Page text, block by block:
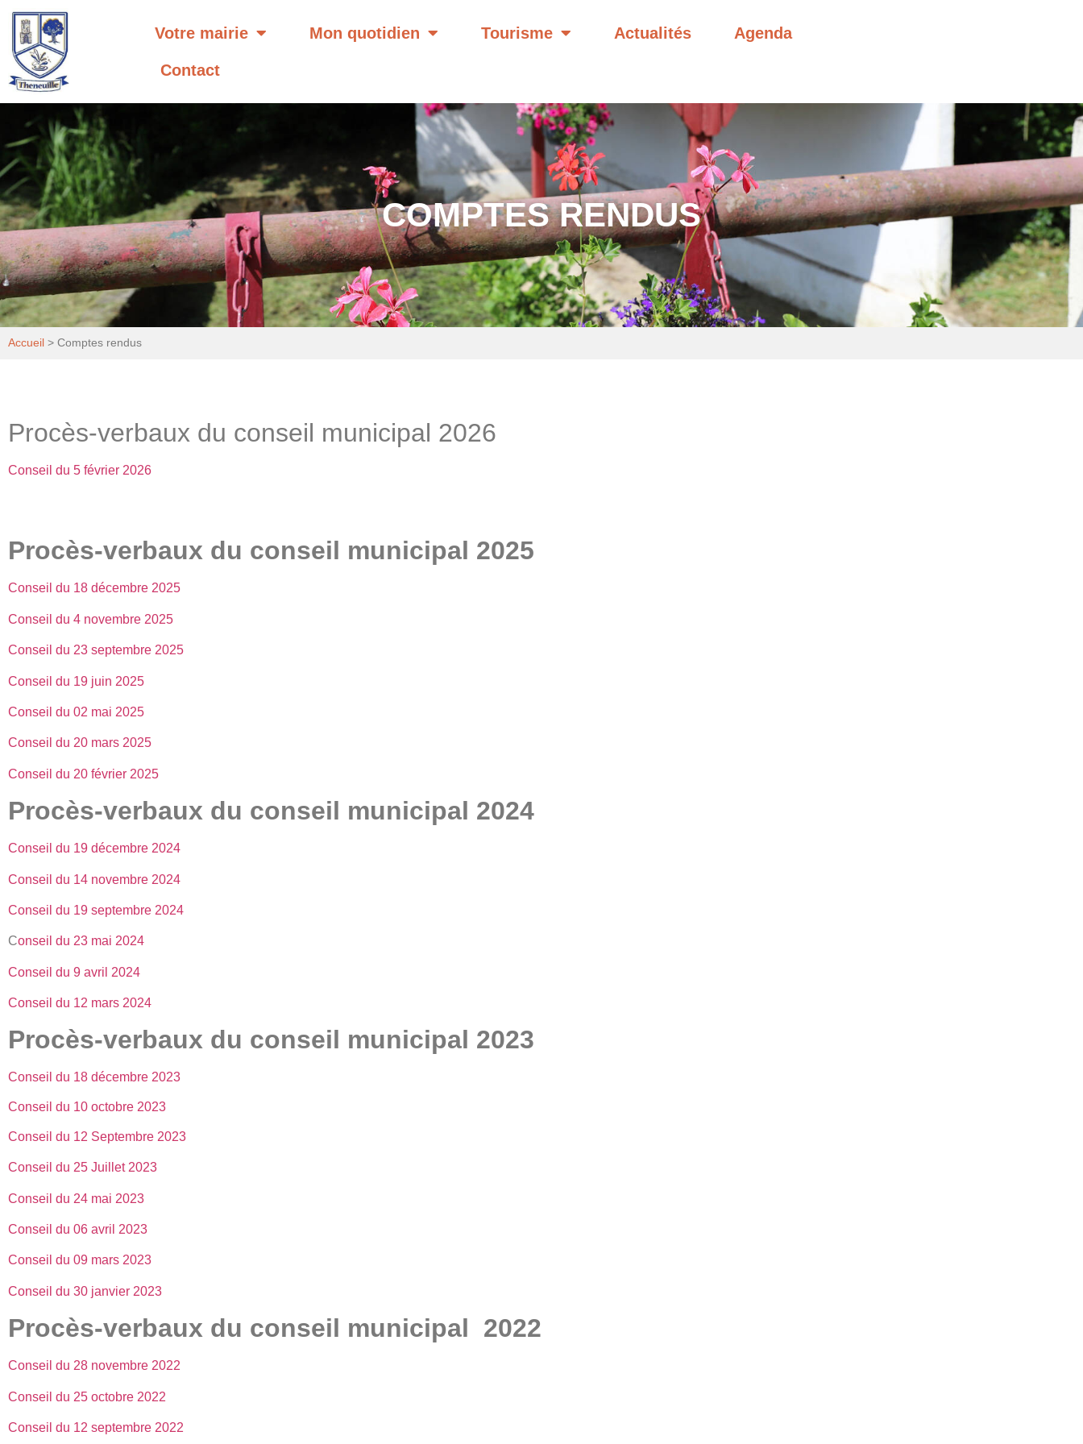
Votre mairie Mon quotidien Tourisme Actualités Agenda
Contact
COMPTES RENDUS
Accueil > Comptes rendus
Procès-verbaux du conseil municipal 2026
Conseil du 5 février 2026
Procès-verbaux du conseil municipal 2025
Conseil du 18 décembre 2025
Conseil du 4 novembre 2025
Conseil du 23 septembre 2025
Conseil du 19 juin 2025
Conseil du 02 mai 2025
Conseil du 20 mars 2025
Conseil du 20 février 2025
Procès-verbaux du conseil municipal 2024
Conseil du 19 décembre 2024
Conseil du 14 novembre 2024
Conseil du 19 septembre 2024
Conseil du 23 mai 2024
Conseil du 9 avril 2024
Conseil du 12 mars 2024
Procès-verbaux du conseil municipal 2023
Conseil du 18 décembre 2023
Conseil du 10 octobre 2023
Conseil du 12 Septembre 2023
Conseil du 25 Juillet 2023
Conseil du 24 mai 2023
Conseil du 06 avril 2023
Conseil du 09 mars 2023
Conseil du 30 janvier 2023
Procès-verbaux du conseil municipal 2022
Conseil du 28 novembre 2022
Conseil du 25 octobre 2022
Conseil du 12 septembre 2022